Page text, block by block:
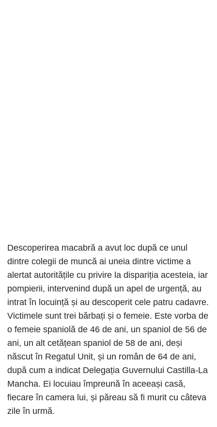
Descoperirea macabră a avut loc după ce unul
dintre colegii de muncă ai uneia dintre victime a
alertat autoritățile cu privire la dispariția acesteia, iar
pompierii, intervenind după un apel de urgență, au
intrat în locuință și au descoperit cele patru cadavre.
Victimele sunt trei bărbați și o femeie. Este vorba de
o femeie spaniolă de 46 de ani, un spaniol de 56 de
ani, un alt cetățean spaniol de 58 de ani, deși
născut în Regatul Unit, și un român de 64 de ani,
după cum a indicat Delegația Guvernului Castilla-La
Mancha. Ei locuiau împreună în aceeași casă,
fiecare în camera lui, și păreau să fi murit cu câteva
zile în urmă.